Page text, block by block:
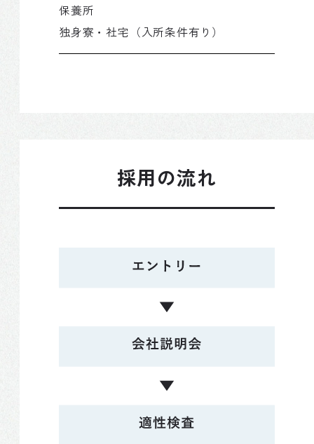
保養所
独身寮・社宅（入所条件有り）
採用の流れ